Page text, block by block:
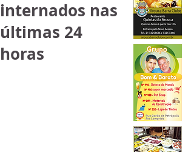
internados nas
últimas 24
horas